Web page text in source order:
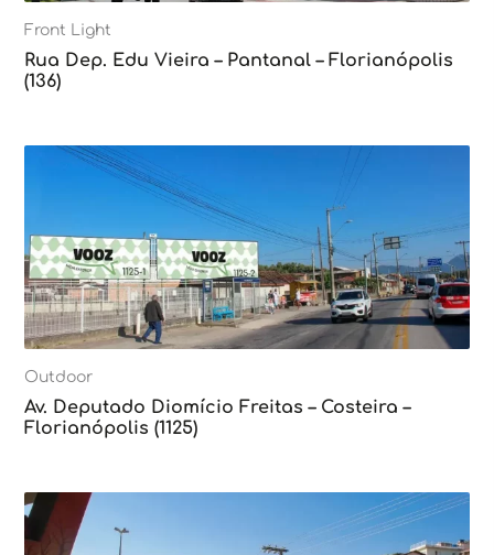
Front Light
Rua Dep. Edu Vieira – Pantanal – Florianópolis
(136)
Outdoor
Av. Deputado Diomício Freitas – Costeira –
Florianópolis (1125)